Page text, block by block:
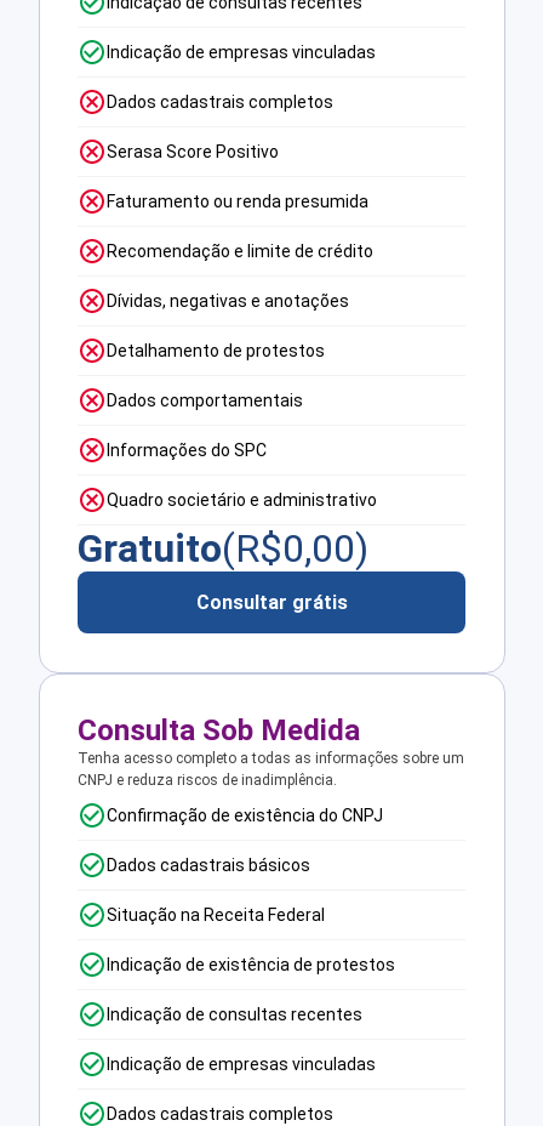
Indicação de empresas vinculadas
Dados cadastrais completos
Serasa Score Positivo
Faturamento ou renda presumida
Recomendação e limite de crédito
Dívidas, negativas e anotações
Detalhamento de protestos
Dados comportamentais
Informações do SPC
Quadro societário e administrativo
Gratuito(R$0,00)
Consultar grátis
Consulta Sob Medida
Tenha acesso completo a todas as informações sobre um
CNPJ e reduza riscos de inadimplência.
Confirmação de existência do CNPJ
Dados cadastrais básicos
Situação na Receita Federal
Indicação de existência de protestos
Indicação de consultas recentes
Indicação de empresas vinculadas
Dados cadastrais completos